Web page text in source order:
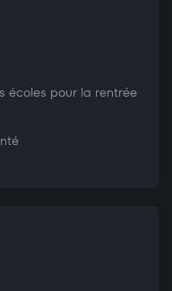
écoles pour la rentrée